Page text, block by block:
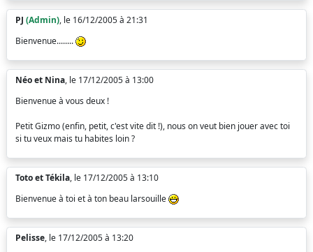
PJ (Admin), le 16/12/2005 à 21:31
Bienvenue........
Néo et Nina, le 17/12/2005 à 13:00
Bienvenue à vous deux !
Petit Gizmo (enfin, petit, c'est vite dit !), nous on veut bien jouer avec toi
si tu veux mais tu habites loin ?
Toto et Tékila, le 17/12/2005 à 13:10
Bienvenue à toi et à ton beau larsouille
Pelisse, le 17/12/2005 à 13:20